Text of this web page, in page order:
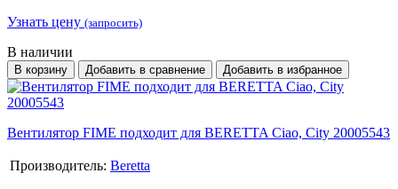
Узнать цену (запросить)
В наличии
В корзину Добавить в сравнение Добавить в избранное
Вентилятор FIME подходит для BERETTA Ciao, City 20005543
Производитель: Beretta